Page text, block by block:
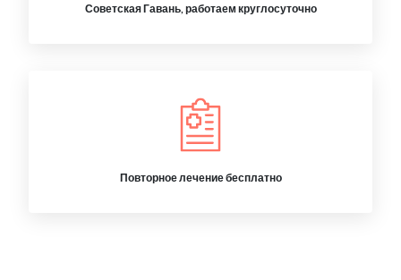
Советская Гавань, работаем круглосуточно
Повторное лечение бесплатно